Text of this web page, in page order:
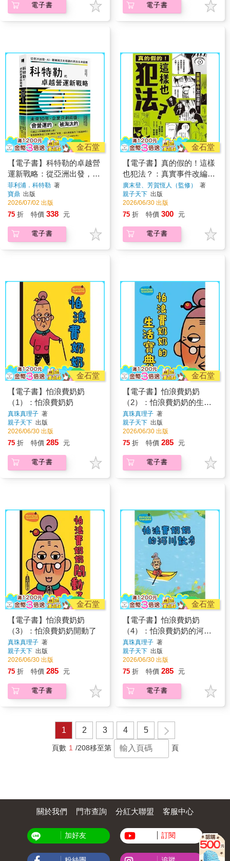
電子書 電子書
金石堂
【電子書】科特勒的卓越營
運新戰略：從亞洲出發，
AI、數據與文化驅動的高效
未來藍圖
菲利浦．科特勒 著
寶鼎 出版
2026/07/02 出版
75 折 特價 338 元
電子書
金石堂
【電子書】真的假的！這樣
也犯法？：真實事件改編漫
畫！拆解非法組織的誘騙話
術，拒絕落入犯罪陷阱的自
我保護全解析
廣末登、芳賀恆人（監修）
著
親子天下 出版
2026/06/30 出版
75 折 特價 300 元
電子書
金石堂
【電子書】怕浪費奶奶
（1）：怕浪費奶奶
真珠真理子 著
親子天下 出版
2026/06/30 出版
75 折 特價 285 元
電子書
金石堂
【電子書】怕浪費奶奶
（2）：怕浪費奶奶的生活
寶典
真珠真理子 著
親子天下 出版
2026/06/30 出版
75 折 特價 285 元
電子書
金石堂
【電子書】怕浪費奶奶
（3）：怕浪費奶奶開動了
真珠真理子 著
親子天下 出版
2026/06/30 出版
75 折 特價 285 元
電子書
金石堂
【電子書】怕浪費奶奶
（4）：怕浪費奶奶的河川
散步
真珠真理子 著
親子天下 出版
2026/06/30 出版
75 折 特價 285 元
電子書
1 2 3 4 5
頁數 1 /208移至第 頁
關於我們 門市查詢 分紅大聯盟 客服中心
加好友 訂閱